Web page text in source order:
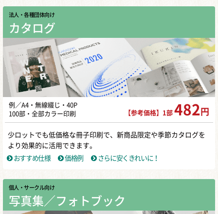
法人・各種団体向け
カタログ
例／A4・無線綴じ・40P
100部・全部カラー印刷
【参考価格】1部 482 円
少ロットでも低価格な冊子印刷で、新商品限定や季節カタログを
より効果的に活用できます。
おすすめ仕様
価格例 さらに安くきれいに！
個人・サークル向け
写真集／フォトブック